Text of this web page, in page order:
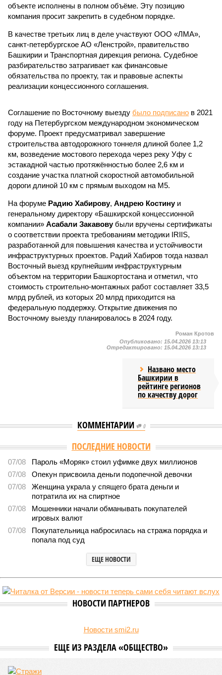
объекте исполнены в полном объёме. Эту позицию
компания просит закрепить в судебном порядке.
В качестве третьих лиц в деле участвуют ООО «ЛМА»,
санкт-петербургское АО «Ленстрой», правительство
Башкирии и Транспортная дирекция региона. Судебное
разбирательство затрагивает как финансовые
обязательства по проекту, так и правовые аспекты
реализации концессионного соглашения.
Соглашение по Восточному выезду было подписано в 2021
году на Петербургском международном экономическом
форуме. Проект предусматривал завершение
строительства автодорожного тоннеля длиной более 1,2
км, возведение мостового перехода через реку Уфу с
эстакадной частью протяжённостью более 2,6 км и
создание участка платной скоростной автомобильной
дороги длиной 10 км с прямым выходом на М5.
На форуме Радию Хабирову, Андрею Костинуи
генеральному директору «Башкирской концессионной
компании» Асабали Закавовубыли вручены сертификаты
о соответствии проекта требованиям методики IRIIS,
разработанной для повышения качества и устойчивости
инфраструктурных проектов. Радий Хабиров тогда назвал
Восточный выезд крупнейшим инфраструктурным
объектом на территории Башкортостана и отметил, что
стоимость строительно-монтажных работ составляет 33,5
млрд рублей, из которых 20 млрд приходится на
федеральную поддержку. Открытие движения по
Восточному выезду планировалось в 2024 году.
Роман Кротов
Опубликовано: 15.04.2026 13:13
Отредактировано: 15.04.2026 13:13
Названо место
Башкирии в
рейтинге регионов
по качеству дорог
КОММЕНТАРИИ 0
Версия //Власть //Раскрыта выделенная на развитие промышленности
Раскрыта выделенная на развитие промышленности
Башкирии в 2026 году сумма
План на миллиарды
Раскрыта выделенная на развитие промышленности Башкирии в 2026
Стало известно, что в 2026 году на развитие промышленного
сектора Башкирии будет направлено более 2 миллиардов рублей.
О планах выделить на поддержку промышленного сектора
региона в 2026 году 2 миллиарда рублей было объявлено
на заседании правительства Республики Башкортостан
объявлено о планах выделить . Как обратил внимание